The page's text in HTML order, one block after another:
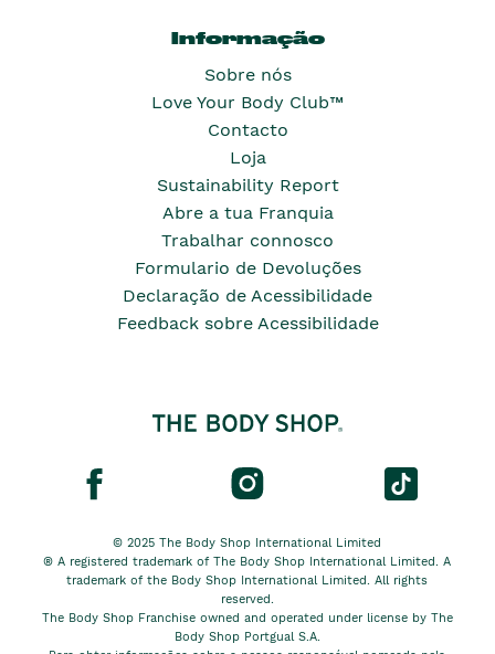
Informação
Sobre nós
Love Your Body Club™
Contacto
Loja
Sustainability Report
Abre a tua Franquia
Trabalhar connosco
Formulario de Devoluções
Declaração de Acessibilidade
Feedback sobre Acessibilidade
© 2025 The Body Shop International Limited
® A registered trademark of The Body Shop International Limited. A
trademark of the Body Shop International Limited. All rights
reserved.
The Body Shop Franchise owned and operated under license by The
Body Shop Portgual S.A.